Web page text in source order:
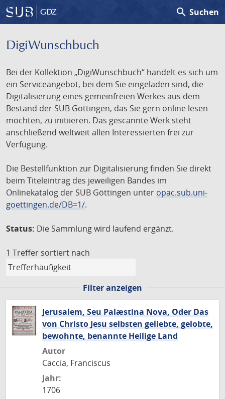
GDZ search Suchen
DigiWunschbuch
Bei der Kollektion „DigiWunschbuch“ handelt es sich um
ein Serviceangebot, bei dem Sie eingeladen sind, die
Digitalisierung eines gemeinfreien Werkes aus dem
Bestand der SUB Göttingen, das Sie gern online lesen
möchten, zu initiieren. Das gescannte Werk steht
anschließend weltweit allen Interessierten frei zur
Verfügung.
Die Bestellfunktion zur Digitalisierung finden Sie direkt
beim Titeleintrag des jeweiligen Bandes im
Onlinekatalog der SUB Göttingen unter opac.sub.uni-
goettingen.de/DB=1/.
Status: Die Sammlung wird laufend ergänzt.
1 Treffer sortiert nach
Filter anzeigen
Jerusalem, Seu Palæstina Nova, Oder Das
von Christo Jesu selbsten geliebte, gelobte,
bewohnte, benannte Heilige Land
Autor
Caccia, Franciscus
Jahr:
1706